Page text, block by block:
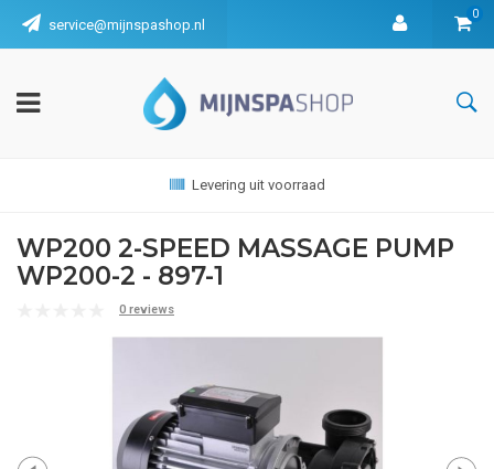
service@mijnspashop.nl
0
Levering uit voorraad
WP200 2-SPEED MASSAGE PUMP
WP200-2 - 897-1
0 reviews